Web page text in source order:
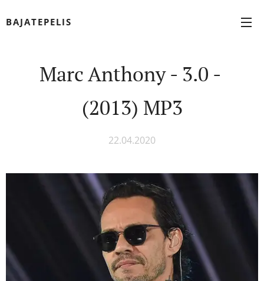
BAJATEPELIS
Marc Anthony - 3.0 -
(2013) MP3
22.04.2020